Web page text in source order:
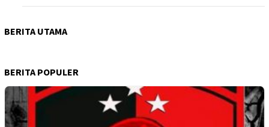
BERITA UTAMA
BERITA POPULER